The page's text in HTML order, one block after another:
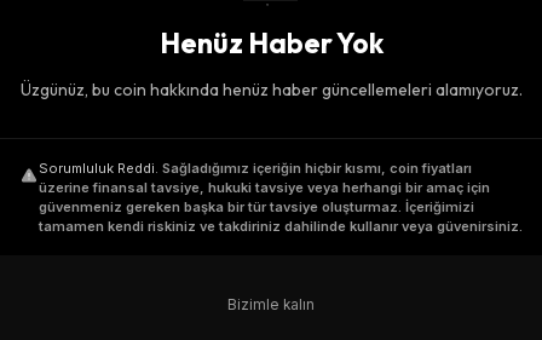
Henüz Haber Yok
Üzgünüz, bu coin hakkında henüz haber güncellemeleri alamıyoruz.
Sorumluluk Reddi. Sağladığımız içeriğin hiçbir kısmı, coin fiyatları
üzerine finansal tavsiye, hukuki tavsiye veya herhangi bir amaç için
güvenmeniz gereken başka bir tür tavsiye oluşturmaz. İçeriğimizi
tamamen kendi riskiniz ve takdiriniz dahilinde kullanır veya güvenirsiniz.
Bizimle kalın